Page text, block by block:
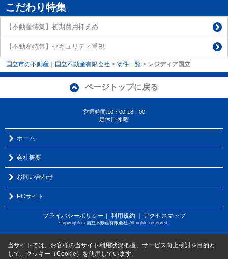
こだわり特集
【不動産特集】初期費用抑えめ
【不動産特集】セキュリティ重視
国立市の不動産｜国立不動産有限会社 > 物件一覧 > レジディア国立
ページトップに戻る
営業時間:10：00-18：00
定休日:水曜
ホーム
会社概要
お問い合わせ
PCサイト
プライバシーポリシー 利用規約 ｜アクセスマップ
Copyright(c) 国立不動産有限会社 All rights reserved.
当サイトでは、お客様の当サイト利用状況把握、サービス向上検討を目的と
して、クッキー（Cookie）を使用しています。